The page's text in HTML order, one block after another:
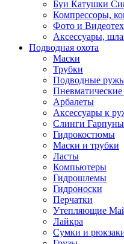
Буи Катушки
Компрессоры,
Фото и
Аксессуары,
Подводная охота
Маски
Трубки
Подводные
Арбалеты
Аксессуары к
Слинги
Гидрокостюмы
Маски и трубки
Ласты
Компьютеры
Гидрошлемы
Гидроноски
Перчатки
Утепляющие
Лайкра
Сумки и